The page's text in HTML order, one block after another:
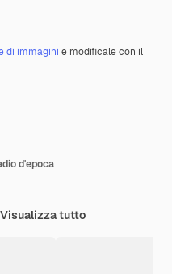
di immagini e modificale con il
d'epoca
Visualizza tutto